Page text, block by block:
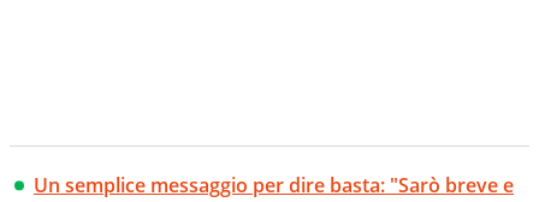
Un semplice messaggio per dire basta: "Sarò breve e